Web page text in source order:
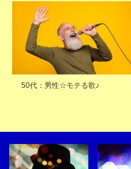
50代：男性☆モテる歌♪